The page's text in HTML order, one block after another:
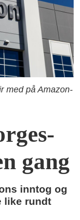
med på Amazon-
gang
inntog og
like rundt